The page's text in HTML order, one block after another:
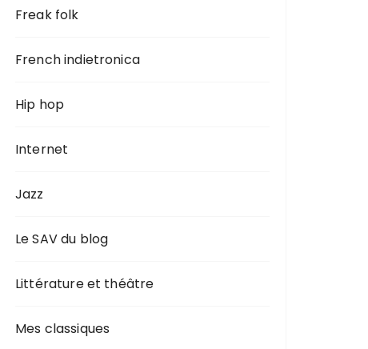
Freak folk
French indietronica
Hip hop
Internet
Jazz
Le SAV du blog
Littérature et théâtre
Mes classiques